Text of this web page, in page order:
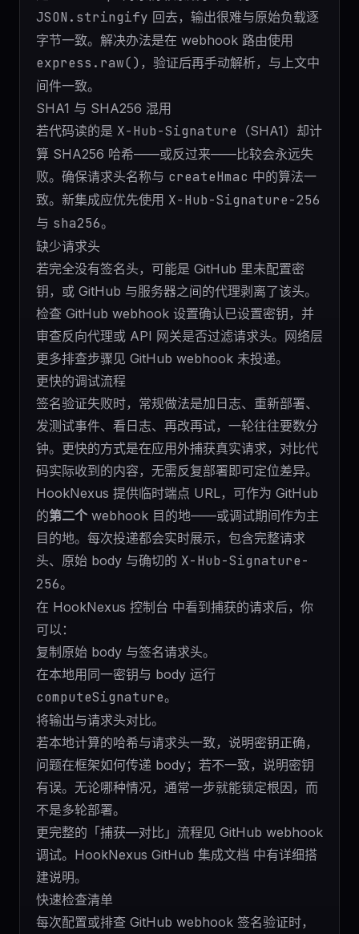
JSON.stringify 回去，输出很难与原始负载逐
字节一致。解决办法是在 webhook 路由使用
express.raw() ，验证后再手动解析，与上文中
间件一致。
SHA1 与 SHA256 混用
若代码读的是 X-Hub-Signature （SHA1）却计
算 SHA256 哈希——或反过来——比较会永远失
败。确保请求头名称与 createHmac 中的算法一
致。新集成应优先使用 X-Hub-Signature-256
与 sha256。
缺少请求头
若完全没有签名头，可能是 GitHub 里未配置密
钥，或 GitHub 与服务器之间的代理剥离了该头。
检查 GitHub webhook 设置确认已设置密钥，并
审查反向代理或 API 网关是否过滤请求头。网络层
更多排查步骤见 GitHub webhook 未投递。
更快的调试流程
签名验证失败时，常规做法是加日志、重新部署、
发测试事件、看日志、再改再试，一轮往往要数分
钟。更快的方式是在应用外捕获真实请求，对比代
码实际收到的内容，无需反复部署即可定位差异。
HookNexus 提供临时端点 URL，可作为 GitHub
的第二个 webhook 目的地——或调试期间作为主
目的地。每次投递都会实时展示，包含完整请求
头、原始 body 与确切的 X-Hub-Signature-
256。
在 HookNexus 控制台 中看到捕获的请求后，你
可以：
复制原始 body 与签名请求头。
在本地用同一密钥与 body 运行
computeSignature。
将输出与请求头对比。
若本地计算的哈希与请求头一致，说明密钥正确，
问题在框架如何传递 body；若不一致，说明密钥
有误。无论哪种情况，通常一步就能锁定根因，而
不是多轮部署。
更完整的「捕获—对比」流程见 GitHub webhook
调试。 HookNexus GitHub 集成文档 中有详细搭
建说明。
快速检查清单
每次配置或排查 GitHub webhook 签名验证时，